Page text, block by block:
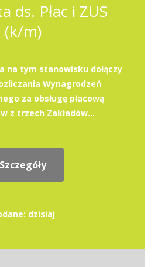
ds. Płac i ZUS
(k/m)
na tym stanowisku dołączy
Wynagrodzeń
za obsługę płacową
z trzech Zakładów...
Szczegóły
dzisiaj